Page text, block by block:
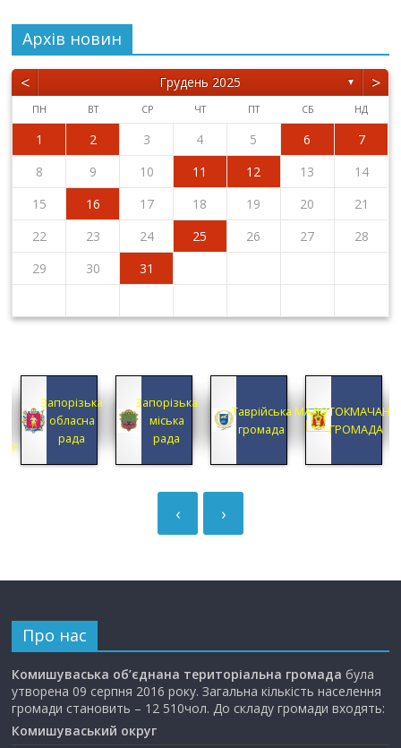
Архiв новин
< Грудень 2025 ▼ >
ПН ВТ СР ЧТ ПТ СБ НД
1 2 3 4 5 6
7
8
9 10 11 12 13
14
15
16 17 18 19 20
21
22
23 24 25 26 27
28
29
30 31
Запорізька
обласна
рада
Запорізька
міська
рада
Таврійська
громада
ГРОМАДА
›
‹
Про нас
Комишуваська об’єднана територіальна громада була
утворена 09 серпня 2016 року. Загальна кількість населення
громади становить – 12 510чол. До складу громади входять:
Комишуваський округ